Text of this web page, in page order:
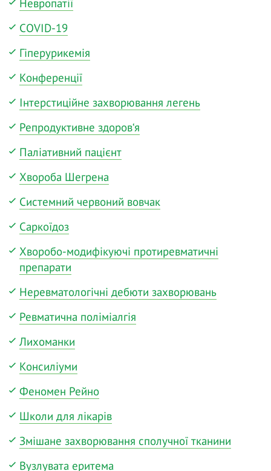
COVID-19
Гіперурикемія
Конференції
Інтерстиційне захворювання легень
Репродуктивне здоров‘я
Паліативний пацієнт
Хвороба Шегрена
Системний червоний вовчак
Саркоїдоз
Хворобо-модифікуючі протиревматичні
препарати
Неревматологічні дебюти захворювань
Ревматична поліміалгія
Лихоманки
Консиліуми
Феномен Рейно
Школи для лікарів
Змішане захворювання сполучної тканини
Вузлувата еритема